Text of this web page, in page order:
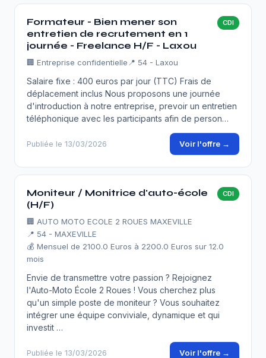
Formateur - Bien mener son
entretien de recrutement en 1
journée - Freelance H/F - Laxou
CDI
🏢 Entreprise confidentielle 📍 54 - Laxou
Salaire fixe : 400 euros par jour (TTC) Frais de
déplacement inclus Nous proposons une journée
d'introduction à notre entreprise, prevoir un entretien
téléphonique avec les participants afin de person…
Publiée le 13/03/2026 Voir l'offre →
Moniteur / Monitrice d'auto-école
(H/F)
CDI
🏢 AUTO MOTO ECOLE 2 ROUES MAXEVILLE
📍 54 - MAXEVILLE
💰 Mensuel de 2100.0 Euros à 2200.0 Euros sur 12.0
mois
Envie de transmettre votre passion ? Rejoignez
l'Auto-Moto École 2 Roues ! Vous cherchez plus
qu'un simple poste de moniteur ? Vous souhaitez
intégrer une équipe conviviale, dynamique et qui
investit …
Publiée le 13/03/2026 Voir l'offre →